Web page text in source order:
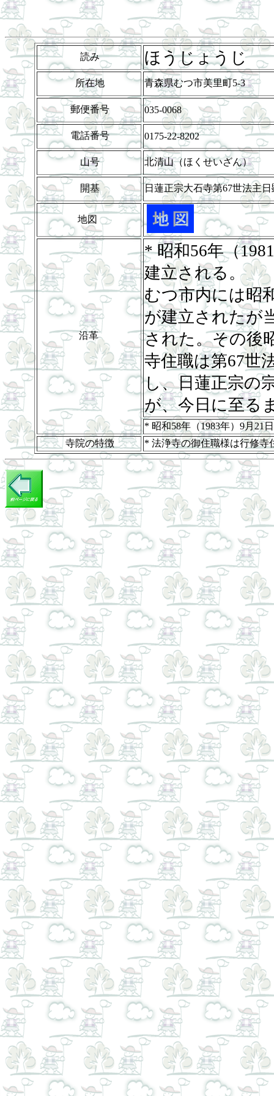
読み ほうじょうじ
所在地 青森県むつ市美里町5-3
郵便番号 035-0068
電話番号 0175-22-8202
山号 北清山（ほくせいざん）
開基 日蓮正宗大石寺第67世法主
地図
沿革
* 昭和56年（
建立される。
むつ市内には昭
が建立されたが
された。その後
寺住職は第67世
し、日蓮正宗の
が、今日に至る
* 昭和58年（1983年）9月21
寺院の特徴
* 法浄寺の御住職様は行修